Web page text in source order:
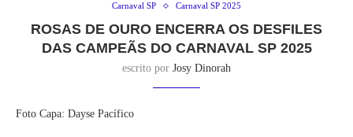
Carnaval SP Carnaval SP 2025
ROSAS DE OURO ENCERRA OS DESFILES
DAS CAMPEÃS DO CARNAVAL SP 2025
escrito por Josy Dinorah
Foto Capa: Dayse Pacífico